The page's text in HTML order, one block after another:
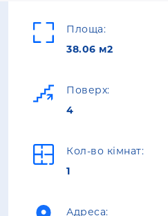
Площа:
38.06 м2
Поверх:
4
Кол-во кімнат:
1
Адреса: